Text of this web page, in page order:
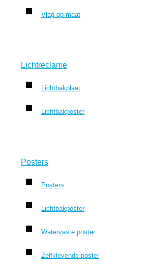
Vlag op maat
Lichtreclame
Lichtbakplaat
Lichtbakposter
Posters
Posters
Lichtbakposter
Watervaste poster
Zelfklevende poster